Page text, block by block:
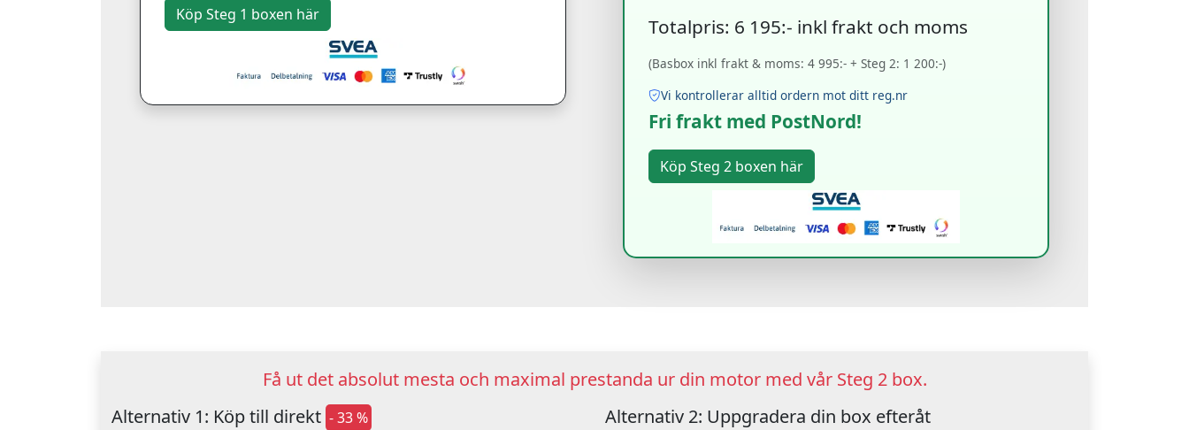
Totalpris: 6 195:- inkl frakt och moms
(Basbox inkl frakt & moms: 4 995:- + Steg 2: 1 200:-)
Vi kontrollerar alltid ordern mot ditt reg.nr
Fri frakt med PostNord!
Få ut det absolut mesta och maximal prestanda ur din motor med vår Steg 2 box.
Alternativ 1: Köp till direkt - 33 %
Alternativ 2: Uppgradera din box efteråt